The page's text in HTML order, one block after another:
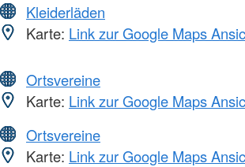
Kleiderläden
Karte: Link zur Google Maps
Ortsvereine
Karte: Link zur Google Maps
Ortsvereine
Karte: Link zur Google Maps